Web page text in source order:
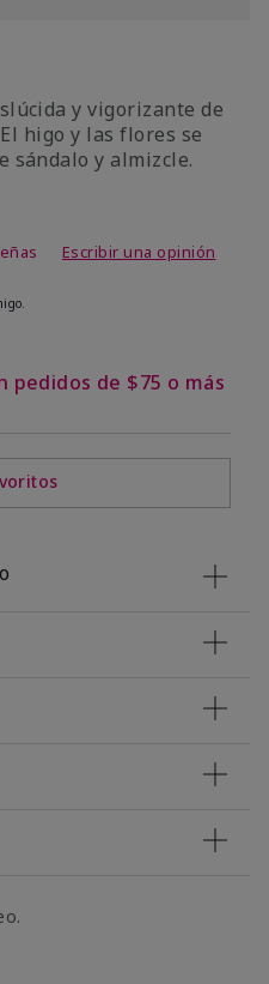
y vigorizante de
higo y las flores se
sándalo y almizcle.
de 5Escribir una opinión
pedidos de $75 o más